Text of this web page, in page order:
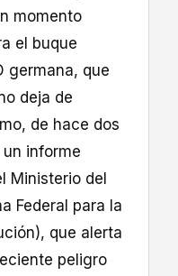
momento
el buque
germana, que
deja de
de hace dos
informe
Ministerio del
Federal para la
que alerta
peligro